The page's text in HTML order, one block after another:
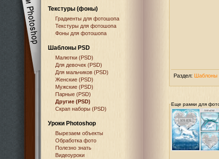
Текстуры (фоны)
Градиенты для фотошопа
Текстуры для фотошопа
Фоны для фотошопа
Шаблоны PSD
Малютки (PSD)
Для девочек (PSD)
Для мальчиков (PSD)
Женские (PSD)
Мужские (PSD)
Парные (PSD)
Другие (PSD)
Скрап наборы (PSD)
Уроки Photoshop
Вырезаем объекты
Обработка фото
Полезно знать
Видеоуроки
Раздел: Шаблоны
Еще рамки для